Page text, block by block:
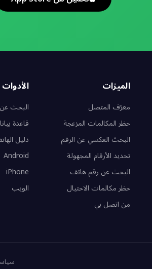
الميزات
معرّف المتصل
حظر المكالمات المزعجة
البحث العكسي عن الرقم
تحديد الأرقام المجهولة
البحث عن رقم هاتف
حظر مكالمات الاحتيال
من اتصل بي
الأدوات
البحث
قاعدة
دليل
Android
iPhone
الويب